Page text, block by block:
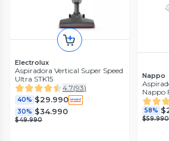
Electrolux
Aspiradora Vertical Super Speed
Ultra STK15
4.7(93)
40% $29.990
30% $34.990
$49.990
Nappo
Nappo
1
58%
$59.990